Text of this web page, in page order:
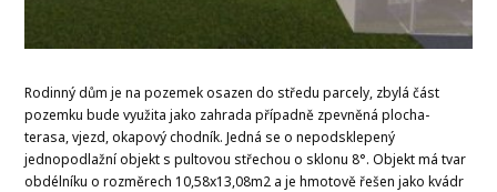
Rodinný dům je na pozemek osazen do středu parcely, zbylá část
pozemku bude využita jako zahrada případně zpevněná plocha-
terasa, vjezd, okapový chodník. Jedná se o nepodsklepený
jednopodlažní objekt s pultovou střechou o sklonu 8°. Objekt má tvar
obdélníku o rozměrech 10,58x13,08m2 a je hmotově řešen jako kvádr